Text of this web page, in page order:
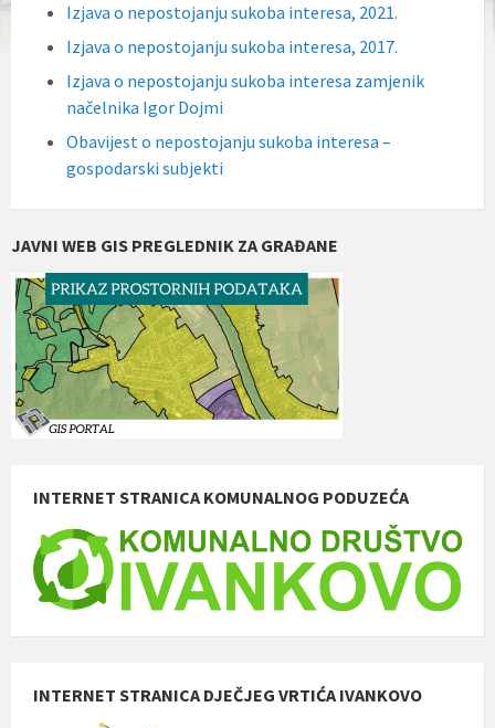
Izjava o nepostojanju sukoba interesa, 2021.
Izjava o nepostojanju sukoba interesa, 2017.
Izjava o nepostojanju sukoba interesa zamjenik
načelnika Igor Dojmi
Obavijest o nepostojanju sukoba interesa –
gospodarski subjekti
JAVNI WEB GIS PREGLEDNIK ZA GRAĐANE
INTERNET STRANICA KOMUNALNOG PODUZEĆA
INTERNET STRANICA DJEČJEG VRTIĆA IVANKOVO